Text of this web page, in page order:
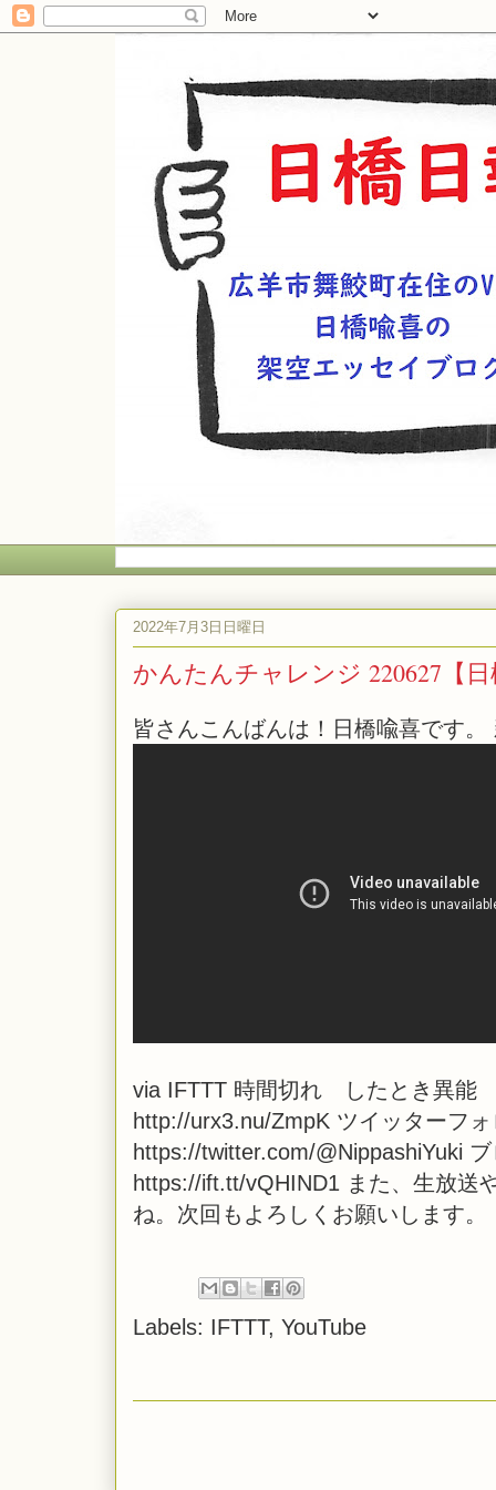
2022年7月3日日曜日
かんたんチャレンジ 220627【
皆さんこんばんは！日橋喩喜です
via IFTTT時間切れ したとき異能
http://urx3.nu/ZmpK ツイッターフ
https://twitter.com/@NippashiYuki
https://ift.tt/vQHIND1 また、生放送
ね。次回もよろしくお願いします
Labels: IFTTT, YouTube